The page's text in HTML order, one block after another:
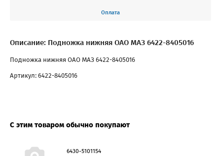
Оплата
Описание: Подножка нижняя ОАО МАЗ 6422-8405016
Подножка нижняя ОАО МАЗ 6422-8405016
Артикул: 6422-8405016
С этим товаром обычно покупают
6430-5101154